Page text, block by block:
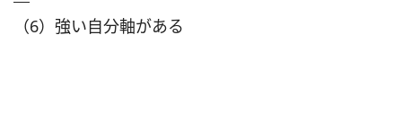
（6）強い自分軸がある